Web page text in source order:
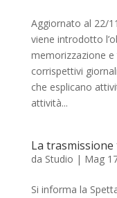
Aggiornato al 22/
viene introdotto
memorizzazione
corrispettivi
che esplicano
attività...
La
da Studio | Mag
Si informa la